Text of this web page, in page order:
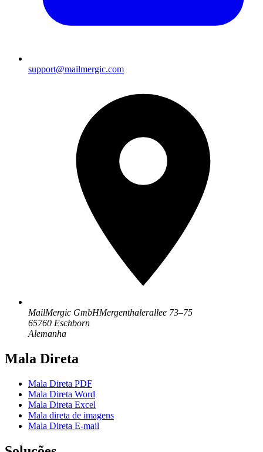
support@mailmergic.com
MailMergic GmbHMergenthalerallee 73–75
65760 Eschborn
Alemanha
Mala Direta
Mala Direta PDF
Mala Direta Word
Mala Direta Excel
Mala direta de imagens
Mala Direta E-mail